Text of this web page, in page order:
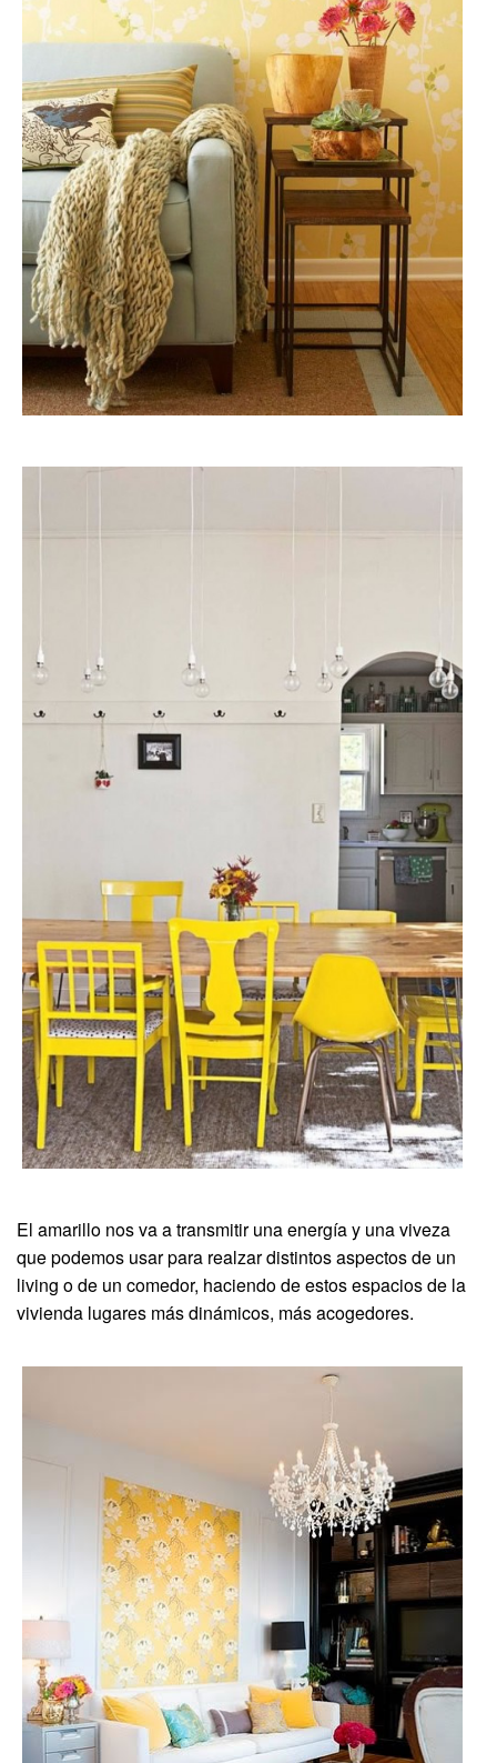
El amarillo nos va a transmitir una energía y una viveza
que podemos usar para realzar distintos aspectos de un
living o de un comedor, haciendo de estos espacios de la
vivienda lugares más dinámicos, más acogedores.